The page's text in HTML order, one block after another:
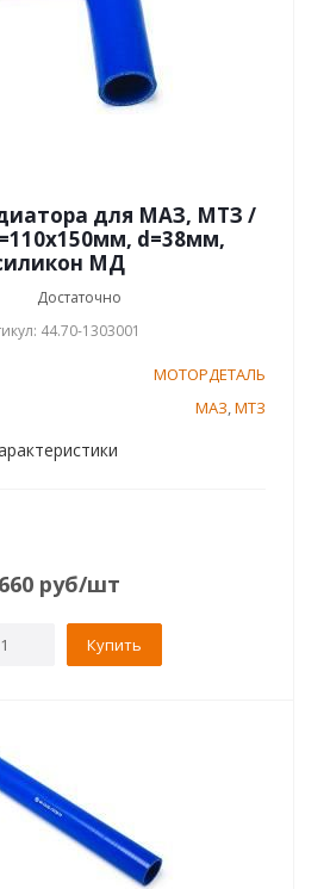
для МАЗ, МТЗ /
d=38мм,
МД
Достаточно
44.70-1303001
МОТОРДЕТАЛЬ
МАЗ,МТЗ
660 руб/шт
Купить